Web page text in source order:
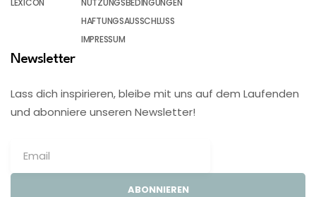
LEXICON
NUTZUNGSBEDINGUNGEN
HAFTUNGSAUSSCHLUSS
IMPRESSUM
Newsletter
Lass dich inspirieren, bleibe mit uns auf dem Laufenden
und abonniere unseren Newsletter!
ABONNIEREN